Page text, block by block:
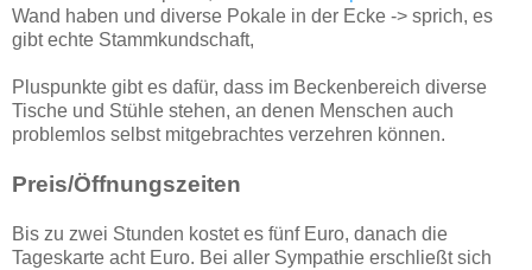
Wand haben und diverse Pokale in der Ecke -> sprich, es
gibt echte Stammkundschaft,
Pluspunkte gibt es dafür, dass im Beckenbereich diverse
Tische und Stühle stehen, an denen Menschen auch
problemlos selbst mitgebrachtes verzehren können.
Preis/Öffnungszeiten
Bis zu zwei Stunden kostet es fünf Euro, danach die
Tageskarte acht Euro. Bei aller Sympathie erschließt sich